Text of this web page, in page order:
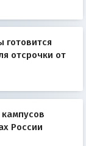
отсрочки от
России